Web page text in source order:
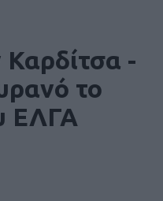
Καρδίτσα -
το
ΕΛΓΑ